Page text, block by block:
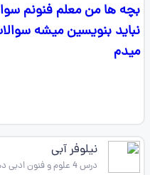
بچه ها من معلم فنونم
میدم
نیلوفر آبی
درس 4 علوم و فنون ادبی دهم